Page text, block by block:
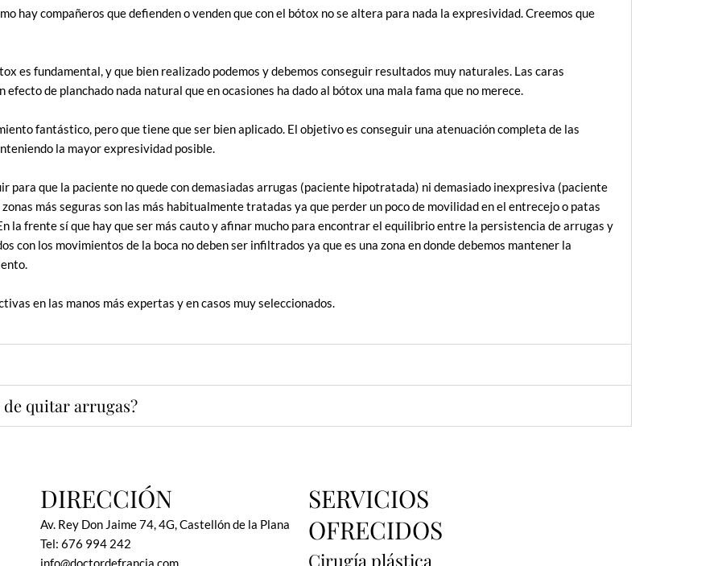
hay compañeros que defienden o venden que con el bótox no se altera para nada la expresividad. Creemos que
es fundamental, y que bien realizado podemos y debemos conseguir resultados muy naturales. Las caras
de planchado nada natural que en ocasiones ha dado al bótox una mala fama que no merece.
fantástico, pero que tiene que ser bien aplicado. El objetivo es conseguir una atenuación completa de las
la mayor expresividad posible.
para que la paciente no quede con demasiadas arrugas (paciente hipotratada) ni demasiado inexpresiva (paciente
más seguras son las más habitualmente tratadas ya que perder un poco de movilidad en el entrecejo o patas
la frente sí que hay que ser más cauto y afinar mucho para encontrar el equilibrio entre la persistencia de arrugas y
con los movimientos de la boca no deben ser infiltrados ya que es una zona en donde debemos mantener la
en las manos más expertas y en casos muy seleccionados.
de quitar arrugas?
DIRECCIÓN
Av. Rey Don Jaime 74, 4G, Castellón de la Plana
Tel: 676 994 242
info@doctordefrancia.com
SERVICIOS
OFRECIDOS
Cirugía plástica